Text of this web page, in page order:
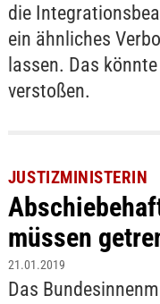
die
ein ähnliches
lassen. Das
verstoßen.
JUSTIZMINISTERIN
müssen
21.01.2019
Das